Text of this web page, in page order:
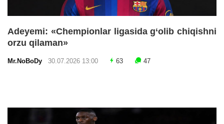
Adeyemi: «Chempionlar ligasida g‘olib chiqishni
orzu qilaman»
Mr.NoBoDy 30.07.2026 13:00 63 47